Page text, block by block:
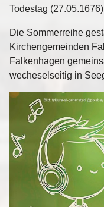
Todestag
Die Sommerreihe
Kirchengemeinden
Falkenhagen
wecheselseitig in